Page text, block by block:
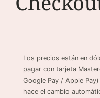
Los precios están en
pagar con tarjeta
Google Pay / Apple
hace el cambio